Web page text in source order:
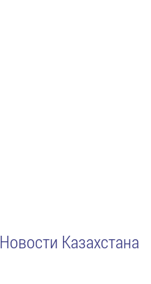
Новости Казахстана